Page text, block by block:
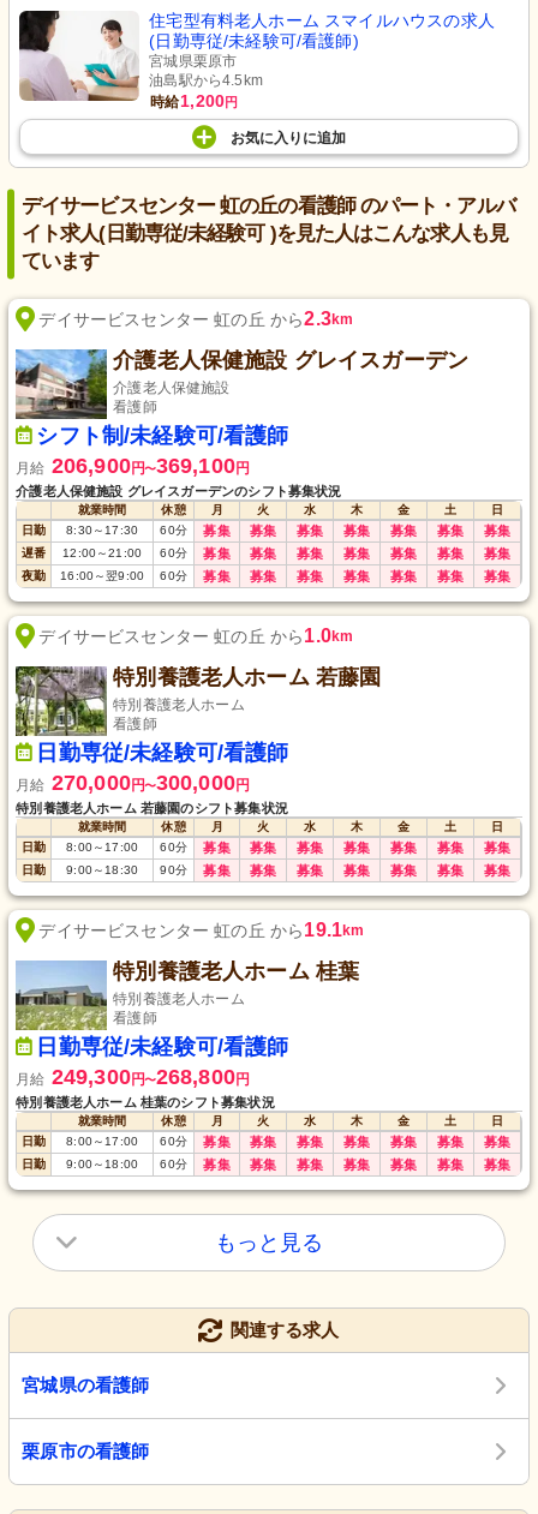
住宅型有料老人ホーム スマイルハウスの求人
(日勤専従/未経験可/看護師)
宮城県栗原市
油島駅から4.5km
時給1,200円
お気に入り に追加
デイサービスセンター 虹の丘の看護師 のパート・アルバ
イト求人(日勤専従/未経験可 )を見た人はこんな求人も見
ています
デイサービスセンター 虹の丘 から2.3km
介護老人保健施設 グレイスガーデン
介護老人保健施設
看護師
シフト制/未経験可/看護師
月給 206,900円〜369,100円
介護老人保健施設 グレイスガーデンのシフト募集状況
就業時間 休憩 月 火 水 木 金 土
日
日勤
8:30～17:30 60分 募集 募集 募集 募集 募集 募集 募集
遅番 12:00～21:00 60分 募集 募集 募集 募集 募集 募集 募集
夜勤 16:00～翌9:00 60分 募集 募集 募集 募集 募集 募集 募集
デイサービスセンター 虹の丘 から1.0km
特別養護老人ホーム 若藤園
特別養護老人ホーム
看護師
日勤専従/未経験可/看護師
月給 270,000円〜300,000円
特別養護老人ホーム 若藤園のシフト募集状況
就業時間 休憩 月 火 水 木 金 土
日
日勤
8:00～17:00 60分 募集 募集 募集 募集 募集 募集 募集
日勤 9:00～18:30 90分 募集 募集 募集 募集 募集 募集 募集
デイサービスセンター 虹の丘 から19.1km
特別養護老人ホーム 桂葉
特別養護老人ホーム
看護師
日勤専従/未経験可/看護師
月給 249,300円〜268,800円
特別養護老人ホーム 桂葉のシフト募集状況
就業時間 休憩 月 火 水 木 金 土
日
日勤
8:00～17:00 60分 募集 募集 募集 募集 募集 募集 募集
日勤 9:00～18:00 60分 募集 募集 募集 募集 募集 募集 募集
もっと見る
関連する求人
宮城県の看護師
栗原市の看護師